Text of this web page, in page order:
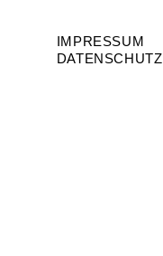
IMPRESSUM
DATENSCHUTZ